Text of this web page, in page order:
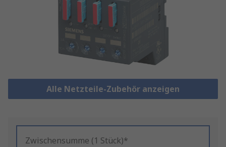
Alle Netzteile-Zubehör anzeigen
Zwischensumme (1 Stück)*